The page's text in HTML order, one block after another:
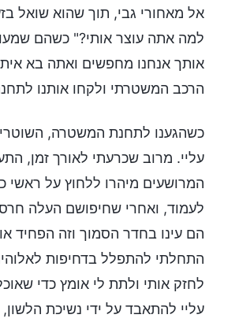
אל מאחורי גבי, תוך שהוא
למה אתה עוצר אותי?" כשהם
אותך אנחנו מחפשים ואתה בא
הרכב המשטרתי ולקחו אותנו
כשהגענו לתחנת המשטרה,
עליי. מרוב שכרעתי לאורך זמן,
המרושעים מיהרו ללחוץ על ראשי
לעמוד, ואחרי שחיפושם העלה
הם עינו בחדר הסמוך וזה הפחיד
התחלתי להתפלל בדחיפות
לחזק אותי ולתת לי אומץ כדי
עליי להתאבד על ידי נשיכת